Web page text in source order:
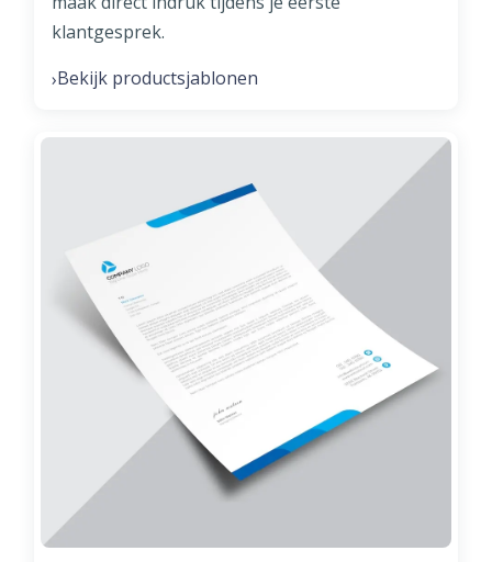
klantgesprek.
›Bekijk productsjablonen